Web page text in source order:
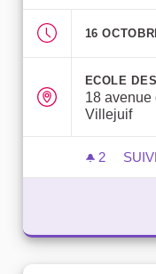
16
ECOLE
18 avenue
Villejuif
2 2